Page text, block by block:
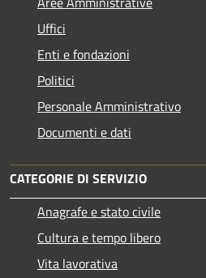
Uffici
Enti e fondazioni
Politici
Personale Amministrativo
Documenti e dati
CATEGORIE DI SERVIZIO
Anagrafe e stato civile
Cultura e tempo libero
Vita lavorativa